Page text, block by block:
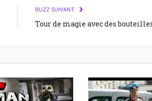
BUZZ SUIVANT
Tour de magie avec des